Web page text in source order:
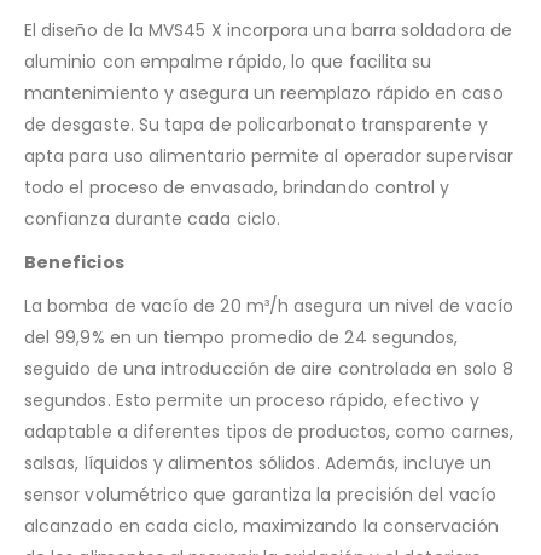
El diseño de la MVS45 X incorpora una barra soldadora de
aluminio con empalme rápido, lo que facilita su
mantenimiento y asegura un reemplazo rápido en caso
de desgaste. Su tapa de policarbonato transparente y
apta para uso alimentario permite al operador supervisar
todo el proceso de envasado, brindando control y
confianza durante cada ciclo.
Beneficios
La bomba de vacío de 20 m³/h asegura un nivel de vacío
del 99,9% en un tiempo promedio de 24 segundos,
seguido de una introducción de aire controlada en solo 8
segundos. Esto permite un proceso rápido, efectivo y
adaptable a diferentes tipos de productos, como carnes,
salsas, líquidos y alimentos sólidos. Además, incluye un
sensor volumétrico que garantiza la precisión del vacío
alcanzado en cada ciclo, maximizando la conservación